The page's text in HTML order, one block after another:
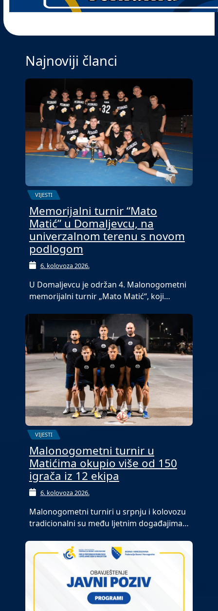
Najnoviji članci
VIJESTI
Memorijalni turnir “Mato
Matić” u Domaljevcu, na
univerzalnom terenu s novom
podlogom
6. kolovoza 2026.
U Domaljevcu je održan 4. Malonogometni
memorijalni turnir „Mato Matić“, koji…
VIJESTI
Malonogometni turnir u
Matićima okupio više od 150
igrača iz 12 ekipa
6. kolovoza 2026.
Malonogometni turniri u srpnju i kolovozu
tradicionalni su među ljetnim događajima…